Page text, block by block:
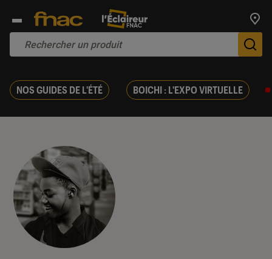
NOS GUIDES DE L'ÉTÉ BOICHI : L'EXPO VIRTUELLE